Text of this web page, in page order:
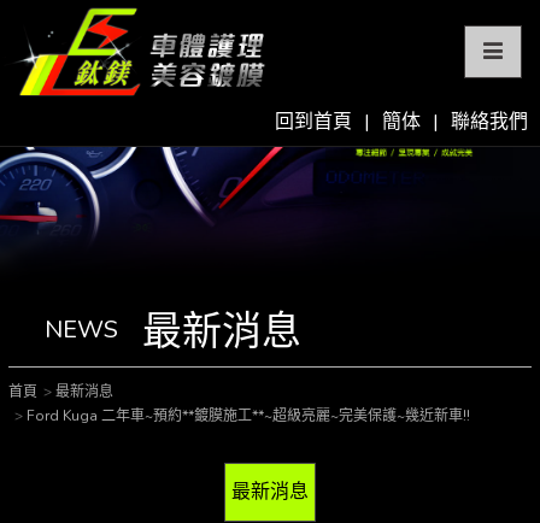
回到首頁 | 簡体 | 聯絡我們
NEWS 最新消息
首頁
最新消息
Ford Kuga 二年車~預約**鍍膜施工**~超級亮麗~完美保護~幾近新車!!
最新消息